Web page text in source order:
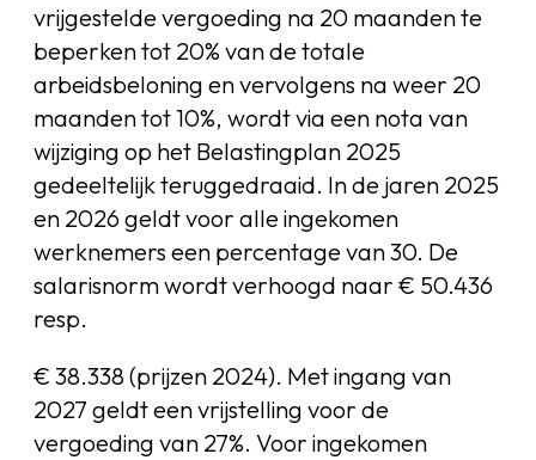
vrijgestelde vergoeding na 20 maanden te
beperken tot 20% van de totale
arbeidsbeloning en vervolgens na weer 20
maanden tot 10%, wordt via een nota van
wijziging op het Belastingplan 2025
gedeeltelijk teruggedraaid. In de jaren 2025
en 2026 geldt voor alle ingekomen
werknemers een percentage van 30. De
salarisnorm wordt verhoogd naar € 50.436
resp.
€ 38.338 (prijzen 2024). Met ingang van
2027 geldt een vrijstelling voor de
vergoeding van 27%. Voor ingekomen